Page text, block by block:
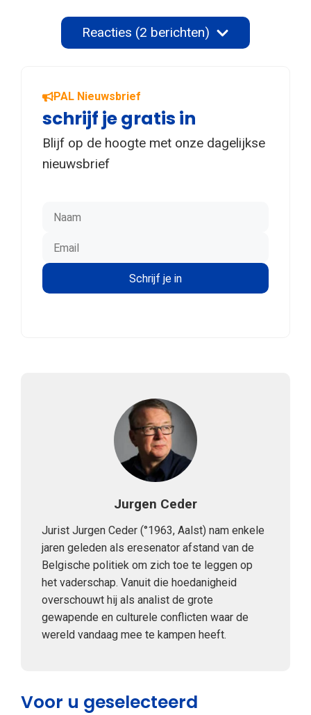
Reacties (2 berichten)
PAL Nieuwsbrief
schrijf je gratis in
Blijf op de hoogte met onze dagelijkse
nieuwsbrief
Jurgen Ceder
Jurist Jurgen Ceder (°1963, Aalst) nam enkele
jaren geleden als eresenator afstand van de
Belgische politiek om zich toe te leggen op
het vaderschap. Vanuit die hoedanigheid
overschouwt hij als analist de grote
gewapende en culturele conflicten waar de
wereld vandaag mee te kampen heeft.
Voor u geselecteerd